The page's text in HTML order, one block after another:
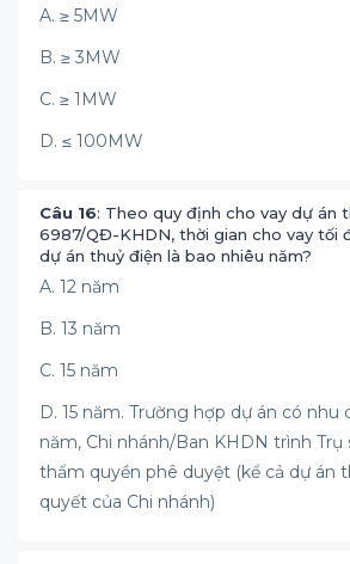
A. ≥ 5MW
B. ≥ 3MW
C. ≥ 1MW
D. ≤ 100MW
Câu 16: Theo quy định cho vay dự án
6987/QĐ-KHDN, thời gian cho vay tối
dự án thuỷ điện là bao nhiêu năm?
A. 12 năm
B. 13 năm
C. 15 năm
D. 15 năm. Trường hợp dự án có nhu
năm, Chi nhánh/Ban KHDN trình Trụ
thẩm quyền phê duyệt (kể cả dự án
quyết của Chi nhánh)